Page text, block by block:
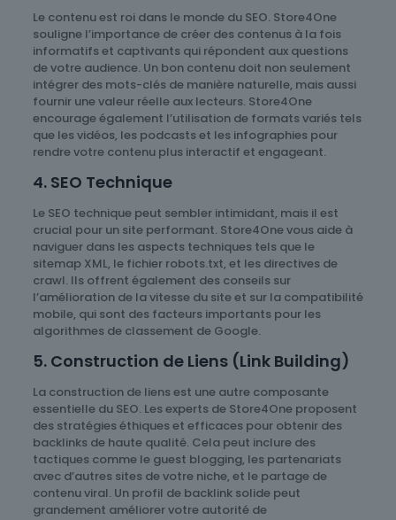
Le contenu est roi dans le monde du SEO. Store4One
souligne l’importance de créer des contenus à la fois
informatifs et captivants qui répondent aux questions
de votre audience. Un bon contenu doit non seulement
intégrer des mots-clés de manière naturelle, mais aussi
fournir une valeur réelle aux lecteurs. Store4One
encourage également l’utilisation de formats variés tels
que les vidéos, les podcasts et les infographies pour
rendre votre contenu plus interactif et engageant.
4. SEO Technique
Le SEO technique peut sembler intimidant, mais il est
crucial pour un site performant. Store4One vous aide à
naviguer dans les aspects techniques tels que le
sitemap XML, le fichier robots.txt, et les directives de
crawl. Ils offrent également des conseils sur
l’amélioration de la vitesse du site et sur la compatibilité
mobile, qui sont des facteurs importants pour les
algorithmes de classement de Google.
5. Construction de Liens (Link Building)
La construction de liens est une autre composante
essentielle du SEO. Les experts de Store4One proposent
des stratégies éthiques et efficaces pour obtenir des
backlinks de haute qualité. Cela peut inclure des
tactiques comme le guest blogging, les partenariats
avec d’autres sites de votre niche, et le partage de
contenu viral. Un profil de backlink solide peut
grandement améliorer votre autorité de